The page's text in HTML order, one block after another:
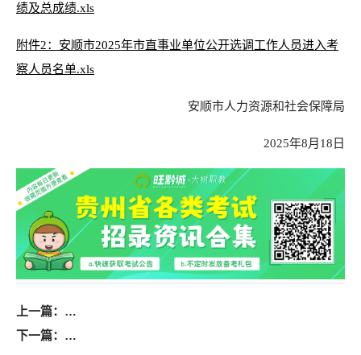
绩及总成绩.xls
附件2：安顺市2025年市直事业单位公开选调工作人员进入考
察人员名单.xls
安顺市人力资源和社会保障局
2025年8月18日
上一篇：
2025年贵州省仁怀市汇智人力资源开发有限责任公司
下一篇：
2025年贵州省林业科学研究院高层次人才引进工作方案